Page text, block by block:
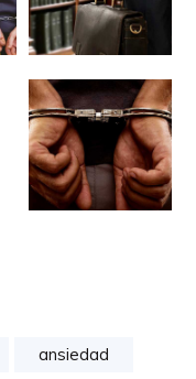
ansiedad